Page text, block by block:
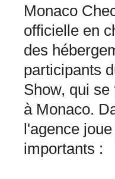
Monaco
officielle en
des
participants
Show, qui
à Monaco.
l'agence
importants :